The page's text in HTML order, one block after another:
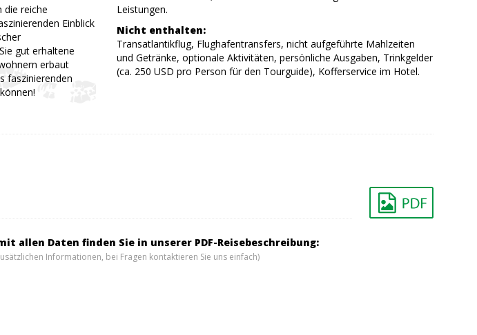
die reiche
Einblick
gut erhaltene
erbaut
faszinierenden
Leistungen.
Nicht enthalten:
Transatlantikflug, Flughafentransfers, nicht aufgeführte Mahlzeiten
und Getränke, optionale Aktivitäten, persönliche Ausgaben, Trinkgelder
(ca. 250 USD pro Person für den Tourguide), Kofferservice im Hotel.
allen Daten finden Sie in unserer PDF-Reisebeschreibung:
Informationen, bei Fragen kontaktieren Sie uns einfach)